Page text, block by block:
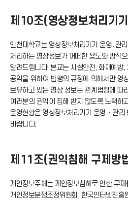
제10조(영상정보처리기
인천대학교는 영상정보처리기기 운영․관
처리하는 영상정보가 어떠한 용도와 방식
알려드립니다. 본교는 시설안전, 화재예방,
공익을 위하여 법령의 규정에 의해서만 영
보유하고 있는 영상 정보는 관계법령에 따
여러분의 권익이 침해 받지 않도록 노력하
운영현황은‘영상정보처리기기 운영・관리
바랍니다.
제11조(권익침해 구제방
개인정보주체는 개인정보침해로 인한 구제
개인정보분쟁조정위원회, 한국인터넷진흥